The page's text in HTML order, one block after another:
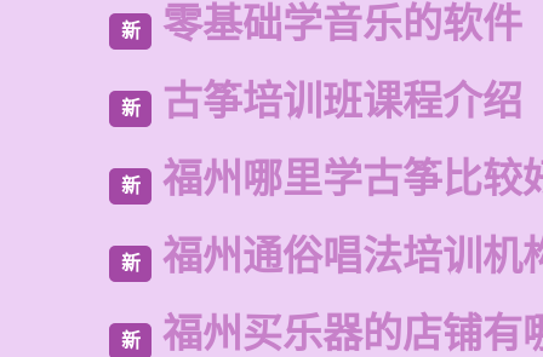
新 零基础学音乐的软件
新 古筝培训班课程介绍
新 福州哪里学古筝比较
新 福州通俗唱法培训机
新 福州买乐器的店铺有